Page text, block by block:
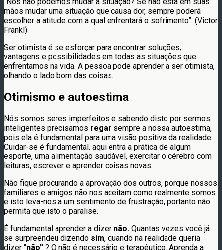
mãos mudar uma situação que causa dor, sempre poderá
escolher a atitude com a qual enfrentará o sofrimento”. (Victor
Frankl)
Ser otimista é se esforçar para encontrar soluções,
vantagens e possibilidades em todas as situações que
enfrentamos na vida. A pessoa pode aprender a ser otimista,
olhando o lado bom das coisas.
Otimismo e autoestima
Nós somos seres imperfeitos e sabendo disto por sermos
inteligentes precisamos regar sempre a nossa autoestima,
pois ela é fundamental para uma visão positiva da realidade.
Cuidar-se é fundamental, aqui entra a prática de algum
esporte, uma alimentação saudável, exercitar o cérebro com
leituras, escrever e aprender coisas novas.
Não fique procurando a aprovação dos outros, porque nossos
familiares e amigos não nos aceitam como realmente somos
e isto leva-nos a um sentimento de frustração, portanto não
permita que isto o paralise.
É fundamental aprender a dizer não. Quantas vezes você já
se surpreendeu dizendo sim, quando na realidade queria
dizer “não” ? O não é necessário e terapêutico. Aprenda a